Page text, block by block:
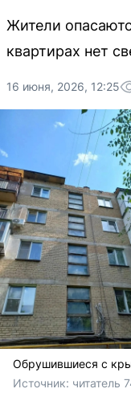
Жители
квартирах нет
16 июня, 2026, 12:25
Обрушившиеся с
Источник: читатель